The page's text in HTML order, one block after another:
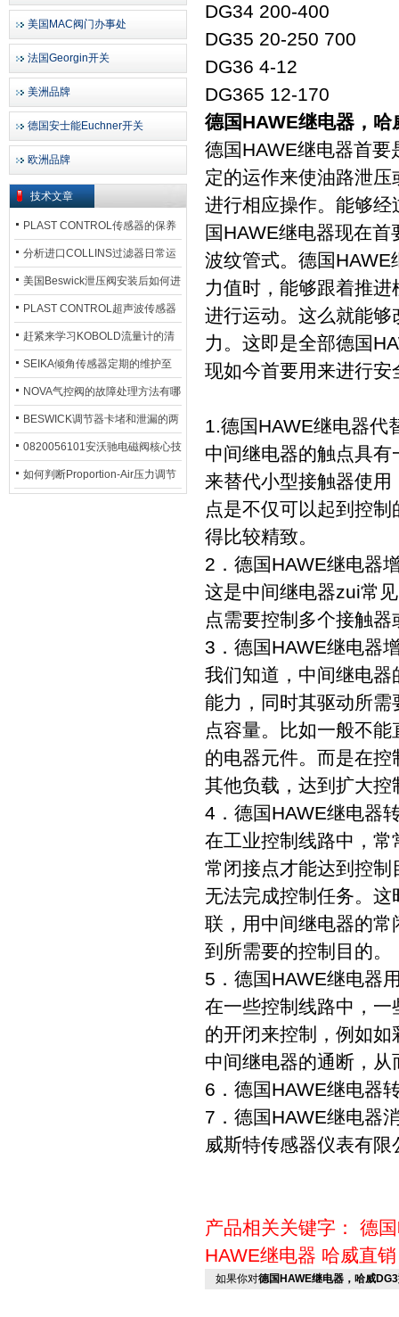
美国MAC阀门办事处
法国Georgin开关
美洲品牌
德国安士能Euchner开关
欧洲品牌
技术文章
PLAST CONTROL传感器的保养
方法
分析进口COLLINS过滤器日常运
行排污步骤
美国Beswick泄压阀安装后如何进
行调试?
PLAST CONTROL超声波传感器
工作原理了解吗？
赶紧来学习KOBOLD流量计的清
洗流程吧
SEIKA倾角传感器定期的维护至
关重要
NOVA气控阀的故障处理方法有哪
些？
BESWICK调节器卡堵和泄漏的两
大问题解决措施
0820056101安沃驰电磁阀核心技
术参数
如何判断Proportion-Air压力调节
DG34 200-400
DG35 20-250 700
DG36 4-12
DG365 12-170
德国HAWE继电器，
德国HAWE继电器首
定的运作来使油路泄
进行相应操作。能够
国HAWE继电器现在
波纹管式。德国
力值时，能够跟着推
进行运动。这么就能
力。这即是全部德国
现如今首要用来进行安
1.德国HAWE继电器代
中间继电器的触点具
来替代小型接触器使
点是不仅可以起到控
得比较精致。
2．德国HAWE继电器
这是中间继电器zui常
点需要控制多个接触
3．德国HAWE继电器
我们知道，中间继电
能力，同时其驱动所
点容量。比如一般不
的电器元件。而是在
其他负载，达到扩大控
4．德国HAWE继电器
在工业控制线路中，
常闭接点才能达到控
无法完成控制任务。
联，用中间继电器的
到所需要的控制目的。
5．德国HAWE继电器
在一些控制线路中，
的开闭来控制，例如
中间继电器的通断，
6．德国HAWE继电器
7．德国HAWE继电器
威斯特传感器仪表有
产品相关关键字： 德
HAWE继电器 哈威直销
如果你对德国HAWE继电器，哈威